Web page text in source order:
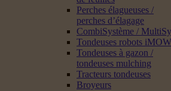
Perches élagueuses /
perches d’élagage
CombiSystème /
Tondeuses robots
Tondeuses à gazon /
tondeuses mulching
Tracteurs tondeuses
Broyeurs